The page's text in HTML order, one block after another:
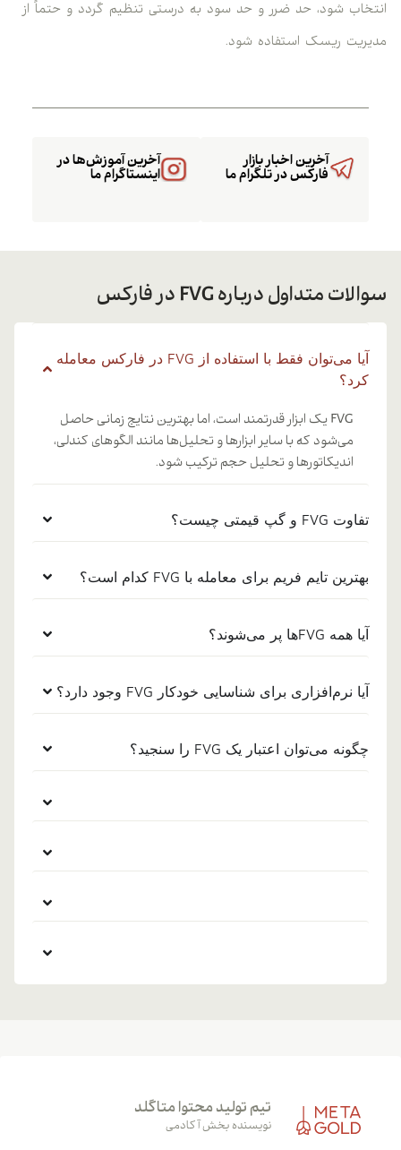
انتخاب شود، حد ضرر و حد سود به درستی تنظیم گردد و حتماً از
مدیریت ریسک استفاده شود.
آخرین آموزش‌ها در
اینستاگرام ما
آخرین اخبار بازار
فارکس در تلگرام ما
سوالات متداول درباره FVG در فارکس
آیا می‌توان فقط با استفاده از FVG در فارکس معامله
کرد؟
FVG یک ابزار قدرتمند است، اما بهترین نتایج زمانی حاصل
می‌شود که با سایر ابزارها و تحلیل‌ها مانند الگوهای کندلی،
اندیکاتورها و تحلیل حجم ترکیب شود.
تفاوت FVG و گپ قیمتی چیست؟
بهترین تایم فریم برای معامله با FVG کدام است؟
آیا همه FVGها پر می‌شوند؟
آیا نرم‌افزاری برای شناسایی خودکار FVG وجود دارد؟
چگونه می‌توان اعتبار یک FVG را سنجید؟
تیم تولید محتوا متاگلد
نویسنده بخش آکادمی